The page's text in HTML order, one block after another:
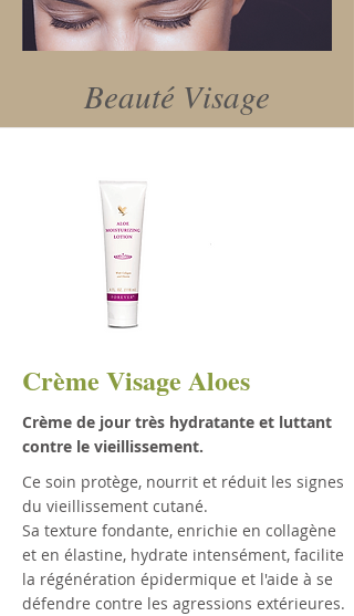
Beauté Visage
Crème Visage Aloes
Crème de jour très hydratante et luttant
contre le vieillissement.
Ce soin protège, nourrit et réduit les signes
du vieillissement cutané.
Sa texture fondante, enrichie en collagène
et en élastine, hydrate intensément, facilite
la régénération épidermique et l'aide à se
défendre contre les agressions extérieures.